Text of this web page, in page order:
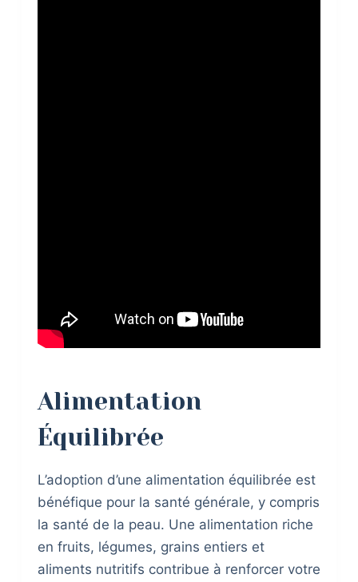
Alimentation
Équilibrée
L’adoption d’une alimentation équilibrée est
bénéfique pour la santé générale, y compris
la santé de la peau. Une alimentation riche
en fruits, légumes, grains entiers et
aliments nutritifs contribue à renforcer votre